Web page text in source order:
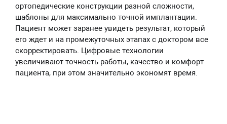
ортопедические конструкции разной сложности,
шаблоны для максимально точной имплантации.
Пациент может заранее увидеть результат, который
его ждет и на промежуточных этапах с доктором все
скорректировать. Цифровые технологии
увеличивают точность работы, качество и комфорт
пациента, при этом значительно экономят время.